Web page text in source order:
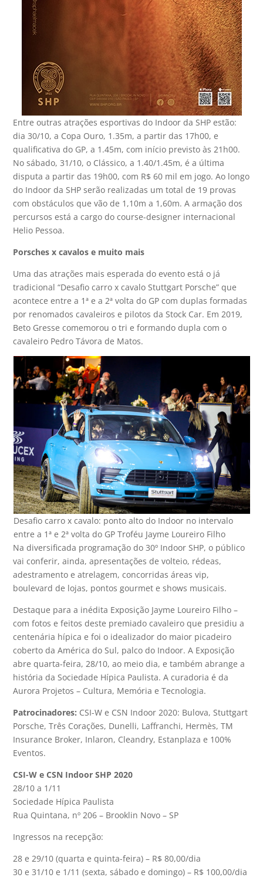
Entre outras atrações esportivas do Indoor da SHP estão:
dia 30/10, a Copa Ouro, 1.35m, a partir das 17h00, e
qualificativa do GP, a 1.45m, com início previsto às 21h00.
No sábado, 31/10, o Clássico, a 1.40/1.45m, é a última
disputa a partir das 19h00, com R$ 60 mil em jogo. Ao longo
do Indoor da SHP serão realizadas um total de 19 provas
com obstáculos que vão de 1,10m a 1,60m. A armação dos
percursos está a cargo do course-designer internacional
Helio Pessoa.
Porsches x cavalos e muito mais
Uma das atrações mais esperada do evento está o já
tradicional “Desafio carro x cavalo Stuttgart Porsche” que
acontece entre a 1ª e a 2ª volta do GP com duplas formadas
por renomados cavaleiros e pilotos da Stock Car. Em 2019,
Beto Gresse comemorou o tri e formando dupla com o
cavaleiro Pedro Távora de Matos.
Desafio carro x cavalo: ponto alto do Indoor no intervalo
entre a 1ª e 2ª volta do GP Troféu Jayme Loureiro Filho
Na diversificada programação do 30º Indoor SHP, o público
vai conferir, ainda, apresentações de volteio, rédeas,
adestramento e atrelagem, concorridas áreas vip,
boulevard de lojas, pontos gourmet e shows musicais.
Destaque para a inédita Exposição Jayme Loureiro Filho –
com fotos e feitos deste premiado cavaleiro que presidiu a
centenária hípica e foi o idealizador do maior picadeiro
coberto da América do Sul, palco do Indoor. A Exposição
abre quarta-feira, 28/10, ao meio dia, e também abrange a
história da Sociedade Hípica Paulista. A curadoria é da
Aurora Projetos – Cultura, Memória e Tecnologia.
Patrocinadores: CSI-W e CSN Indoor 2020: Bulova, Stuttgart
Porsche, Três Corações, Dunelli, Laffranchi, Hermès, TM
Insurance Broker, Inlaron, Cleandry, Estanplaza e 100%
Eventos.
CSI-W e CSN Indoor SHP 2020
28/10 a 1/11
Sociedade Hípica Paulista
Rua Quintana, nº 206 – Brooklin Novo – SP
Ingressos na recepção:
28 e 29/10 (quarta e quinta-feira) – R$ 80,00/dia
30 e 31/10 e 1/11 (sexta, sábado e domingo) – R$ 100,00/dia